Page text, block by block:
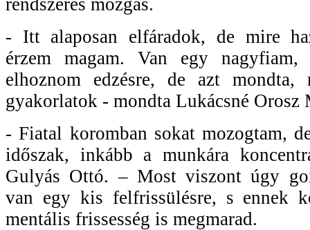
- Itt alaposan elfáradok, de mire
érzem magam. Van egy
elhoznom edzésre, de azt
gyakorlatok - mondta Lukácsné Orosz
- Fiatal koromban sokat mozogtam,
időszak, inkább a munkára
Gulyás Ottó. – Most viszont úgy
van egy kis felfrissülésre, s ennek
mentális frissesség is megmarad.